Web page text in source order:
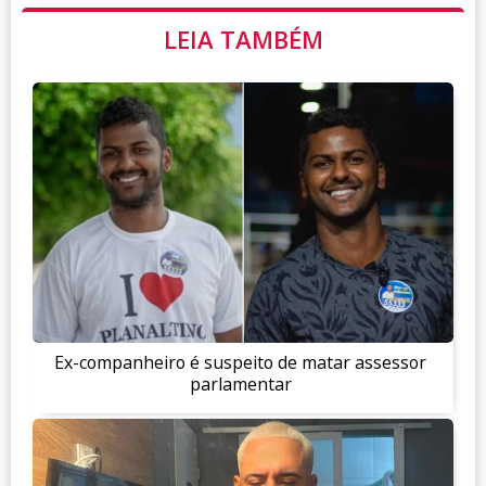
LEIA TAMBÉM
Ex-companheiro é suspeito de matar assessor
parlamentar